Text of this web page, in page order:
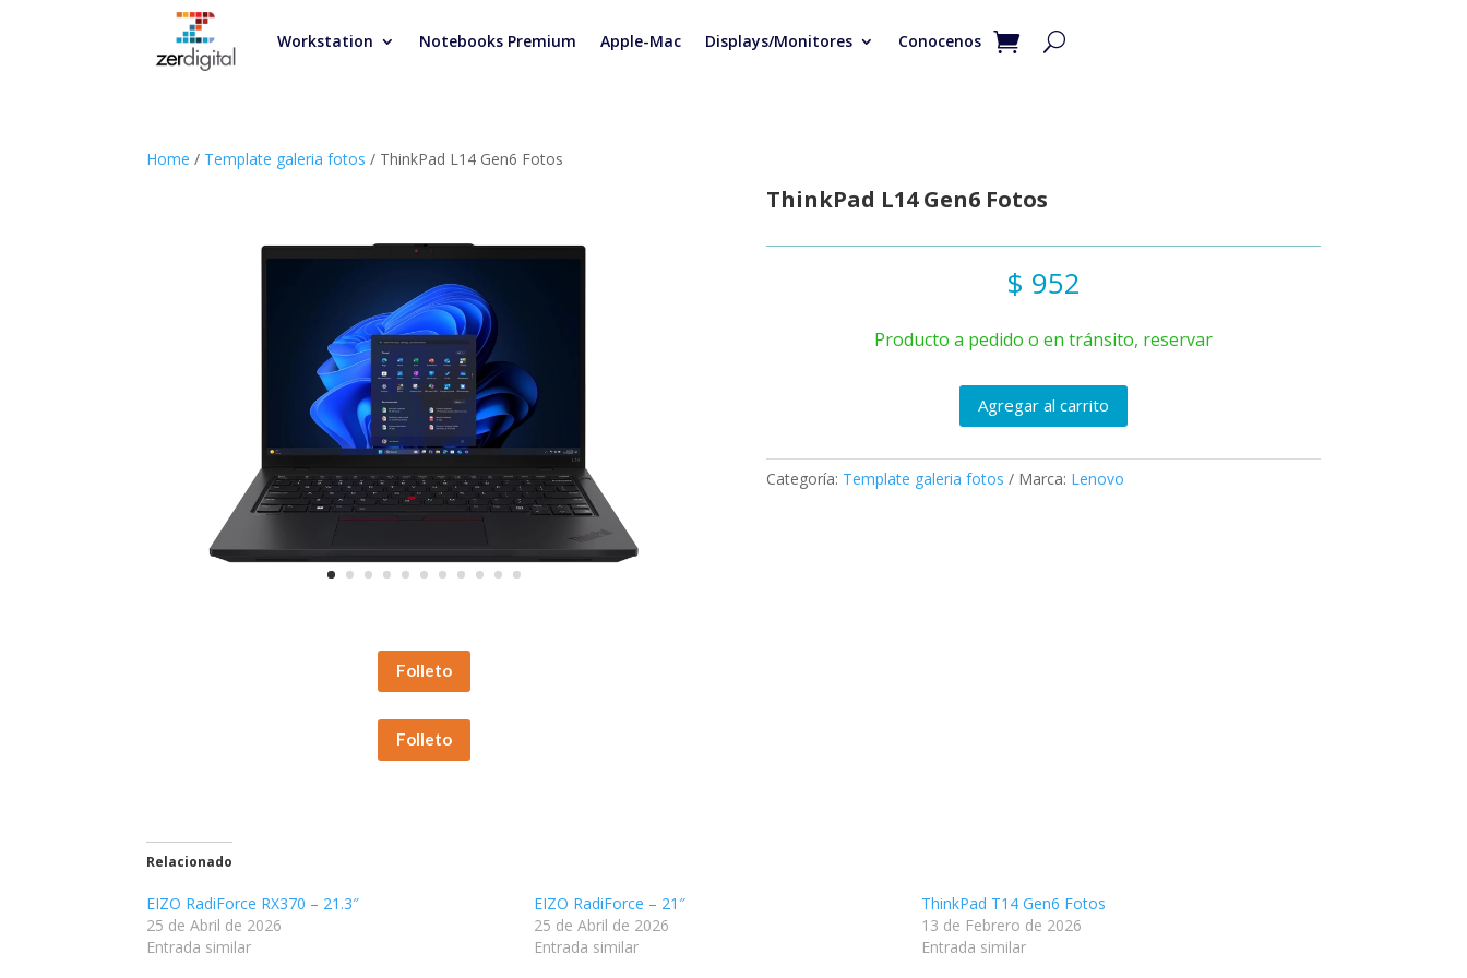
Workstation Notebooks Premium Apple-Mac Displays/Monitores Conocenos
Home / Template galeria fotos / ThinkPad L14 Gen6 Fotos
Folleto
Folleto
ThinkPad L14 Gen6 Fotos
$ 952
Producto a pedido o en tránsito, reservar
Agregar al carrito
Categoría: Template galeria fotos Marca: Lenovo
Relacionado
EIZO RadiForce RX370 – 21.3″
25 de Abril de 2026
Entrada similar
EIZO RadiForce – 21″
25 de Abril de 2026
Entrada similar
ThinkPad T14 Gen6 Fotos
13 de Febrero de 2026
Entrada similar